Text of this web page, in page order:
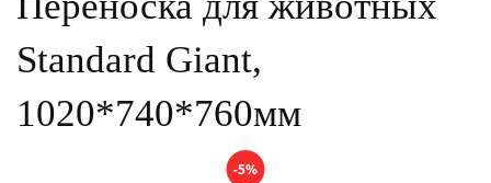
Standard Giant,
1020*740*760мм
-5%